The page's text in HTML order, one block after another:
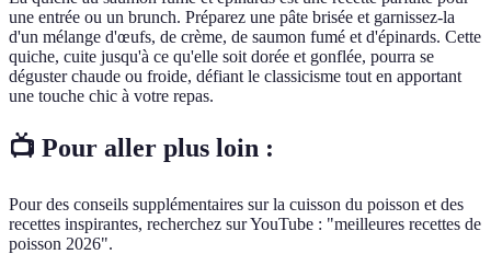
une entrée ou un brunch. Préparez une pâte brisée et garnissez-la
d'un mélange d'œufs, de crème, de saumon fumé et d'épinards. Cette
quiche, cuite jusqu'à ce qu'elle soit dorée et gonflée, pourra se
déguster chaude ou froide, défiant le classicisme tout en apportant
une touche chic à votre repas.
📺 Pour aller plus loin :
Pour des conseils supplémentaires sur la cuisson du poisson et des
recettes inspirantes, recherchez sur YouTube : "meilleures recettes de
poisson 2026".